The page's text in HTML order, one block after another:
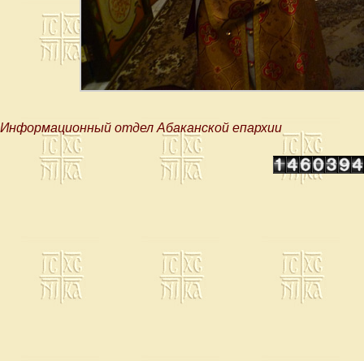
Информационный отдел Абаканской епархии